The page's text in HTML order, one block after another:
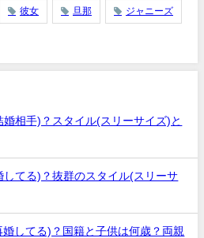
彼女 旦那 ジャニーズ
相手)？スタイル(スリーサイズ)と
てる)？抜群のスタイル(スリーサ
してる)？国籍と子供は何歳？両親